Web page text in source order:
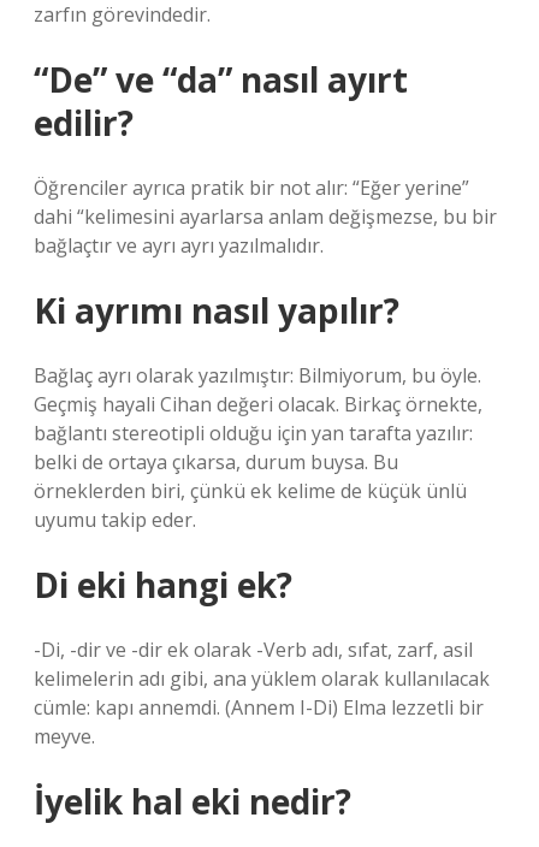
zarfın görevindedir.
“De” ve “da” nasıl ayırt
edilir?
Öğrenciler ayrıca pratik bir not alır: “Eğer yerine”
dahi “kelimesini ayarlarsa anlam değişmezse, bu bir
bağlaçtır ve ayrı ayrı yazılmalıdır.
Ki ayrımı nasıl yapılır?
Bağlaç ayrı olarak yazılmıştır: Bilmiyorum, bu öyle.
Geçmiş hayali Cihan değeri olacak. Birkaç örnekte,
bağlantı stereotipli olduğu için yan tarafta yazılır:
belki de ortaya çıkarsa, durum buysa. Bu
örneklerden biri, çünkü ek kelime de küçük ünlü
uyumu takip eder.
Di eki hangi ek?
-Di, -dir ve -dir ek olarak -Verb adı, sıfat, zarf, asil
kelimelerin adı gibi, ana yüklem olarak kullanılacak
cümle: kapı annemdi. (Annem I-Di) Elma lezzetli bir
meyve.
İyelik hal eki nedir?